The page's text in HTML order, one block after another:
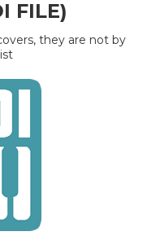
FILE)
they are not by